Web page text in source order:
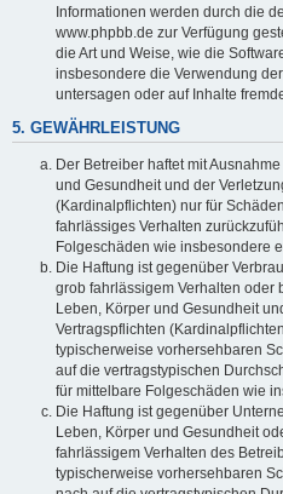
Informationen werden durch die
www.phpbb.de zur Verfügung
die Art und Weise, wie die
insbesondere die Verwendung
untersagen oder auf Inhalte
5. GEWÄHRLEISTUNG
Der Betreiber haftet mit
und Gesundheit und der
(Kardinalpflichten) nur für
fahrlässiges Verhalten
Folgeschäden wie insbesondere
Die Haftung ist gegenüber
grob fahrlässigem Verhalten oder
Leben, Körper und Gesundheit
Vertragspflichten
typischerweise vorhersehbaren
auf die vertragstypischen
für mittelbare Folgeschäden wie
Die Haftung ist gegenüber
Leben, Körper und Gesundheit
fahrlässigem Verhalten des
typischerweise vorhersehbaren